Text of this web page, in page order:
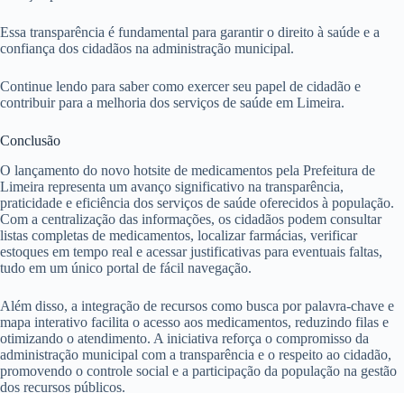
Essa transparência é fundamental para garantir o direito à saúde e a
confiança dos cidadãos na administração municipal.
Continue lendo para saber como exercer seu papel de cidadão e
contribuir para a melhoria dos serviços de saúde em Limeira.
Conclusão
O lançamento do novo hotsite de medicamentos pela Prefeitura de
Limeira representa um avanço significativo na transparência,
praticidade e eficiência dos serviços de saúde oferecidos à população.
Com a centralização das informações, os cidadãos podem consultar
listas completas de medicamentos, localizar farmácias, verificar
estoques em tempo real e acessar justificativas para eventuais faltas,
tudo em um único portal de fácil navegação.
Além disso, a integração de recursos como busca por palavra-chave e
mapa interativo facilita o acesso aos medicamentos, reduzindo filas e
otimizando o atendimento. A iniciativa reforça o compromisso da
administração municipal com a transparência e o respeito ao cidadão,
promovendo o controle social e a participação da população na gestão
dos recursos públicos.